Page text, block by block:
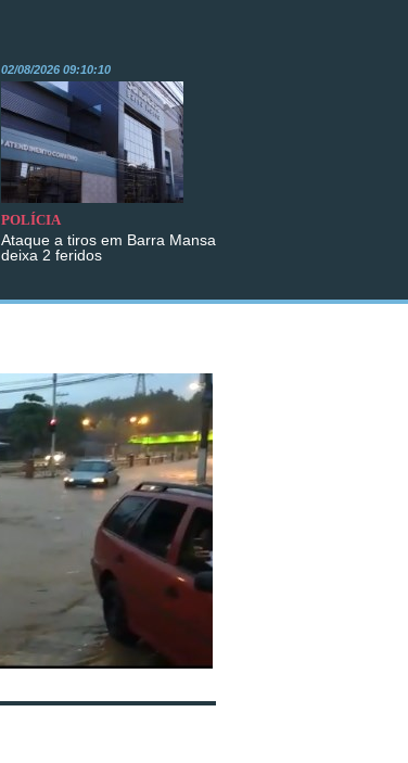
02/08/2026 09:10:10
POLÍCIA
Ataque a tiros em Barra Mansa
deixa 2 feridos